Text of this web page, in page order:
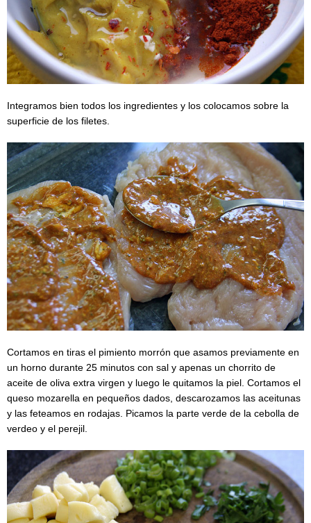
Integramos bien todos los ingredientes y los colocamos sobre la
superficie de los filetes.
Cortamos en tiras el pimiento morrón que asamos previamente en
un horno durante 25 minutos con sal y apenas un chorrito de
aceite de oliva extra virgen y luego le quitamos la piel. Cortamos el
queso mozarella en pequeños dados, descarozamos las aceitunas
y las feteamos en rodajas. Picamos la parte verde de la cebolla de
verdeo y el perejil.